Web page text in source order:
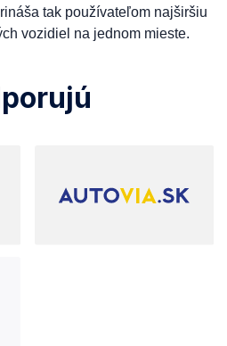
tak používateľom najširšiu
vozidiel na jednom mieste.